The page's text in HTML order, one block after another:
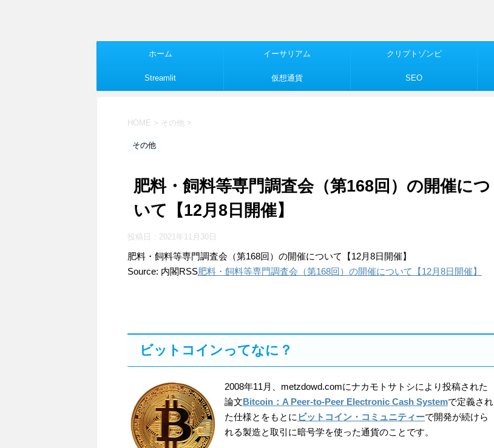
ホーム イーサリアム クリプトゾンビ
Streamlit 仮想通貨 SEO
HOME > その他 >
その他
肥料・飼料等専門調査会（第168回）の開催につ
いて【12月8日開催】
投稿日： 2021年11月30日
肥料・飼料等専門調査会（第168回）の開催について【12月8日開催】
Source: 内閣RSS肥料・飼料等専門調査会（第168回）の開催について【12月8日開催】
ビットコインってなに？
2008年11月、metzdowd.comにナカモトサトシにより投稿された
論文Bitcoin：A Peer-to-Peer Electronic Cash Systemで定義され
た仕様とをもとに ビットコイン・コミュニティーで開発が続けら
れる製造と取引に暗号学を使った通貨のことです。